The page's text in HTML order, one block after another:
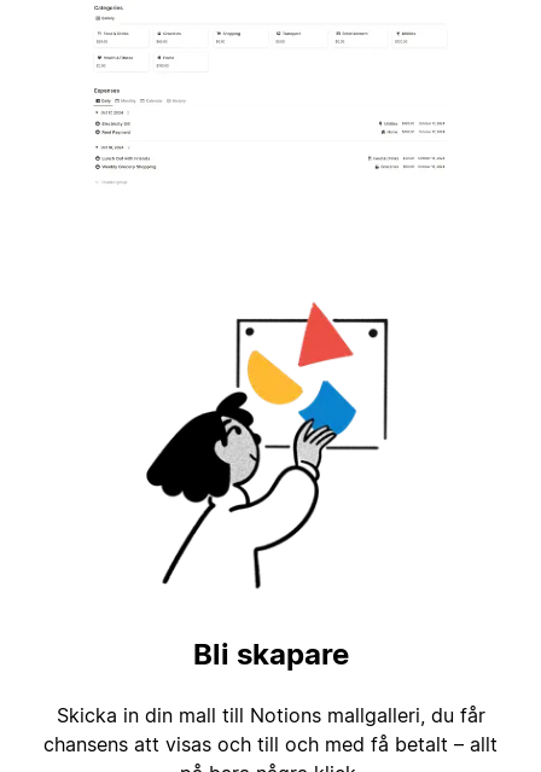
Bli skapare
Skicka in din mall till Notions mallgalleri, du får
chansens att visas och till och med få betalt – allt